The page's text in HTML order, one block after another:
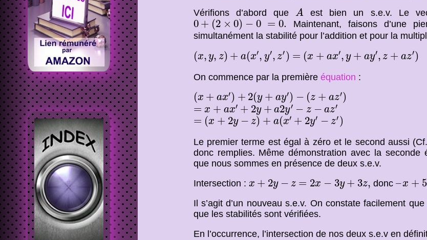
Vérifions d’abord queA
A est bien un s.e.v. Le
0 + (2 × 0) − 0
0+(2×0) −0 = 0.
0.
Maintenant, faisons d’une
simultanément la stabilité pour l’addition et pour la
(x, y, z) + a(x′, y′, z′)
(x + a ,y ′, ) = (x + ax′, y + ay′, z + az′)
x ax + , az
On commence par la première équation :
(x + ax′) + 2(y + ay′) − (z + az′)
(x a +2 (y +a ) + )
= x + ax′ + 2y + a2y′ − z − az′
=x + ax′+ 2y+a2y ′− z− a
= (x + 2y − z) + a(x′ + 2y′ − z′)
x+ 2y−z + a(x + 2y′− ′
Le premier terme est égal à zéro et le second aussi
donc remplies. Même démonstration avec la seconde
que nous sommes en présence de deux s.e.v.
Intersection : x + 2y − z
x+ 2 y−z = 2x − 3y + 3z,
2x− +3 z donc –x + 5
x+ 5 y
Il s’agit d’un nouveau s.e.v. On constate facilement
que les stabilités sont vérifiées.
En l’occurrence, l’intersection de nos deux s.e.v en